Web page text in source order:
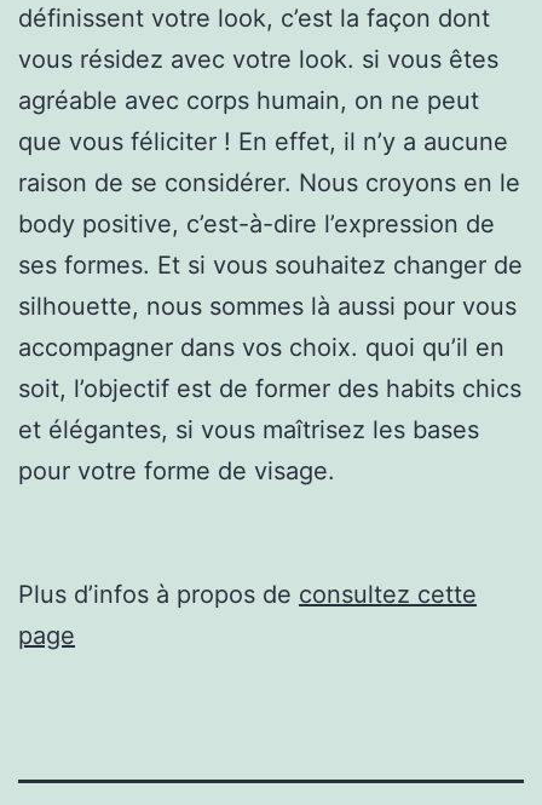
définissent votre look, c’est la façon dont
vous résidez avec votre look. si vous êtes
agréable avec corps humain, on ne peut
que vous féliciter ! En effet, il n’y a aucune
raison de se considérer. Nous croyons en le
body positive, c’est-à-dire l’expression de
ses formes. Et si vous souhaitez changer de
silhouette, nous sommes là aussi pour vous
accompagner dans vos choix. quoi qu’il en
soit, l’objectif est de former des habits chics
et élégantes, si vous maîtrisez les bases
pour votre forme de visage.
Plus d’infos à propos de consultez cette
page